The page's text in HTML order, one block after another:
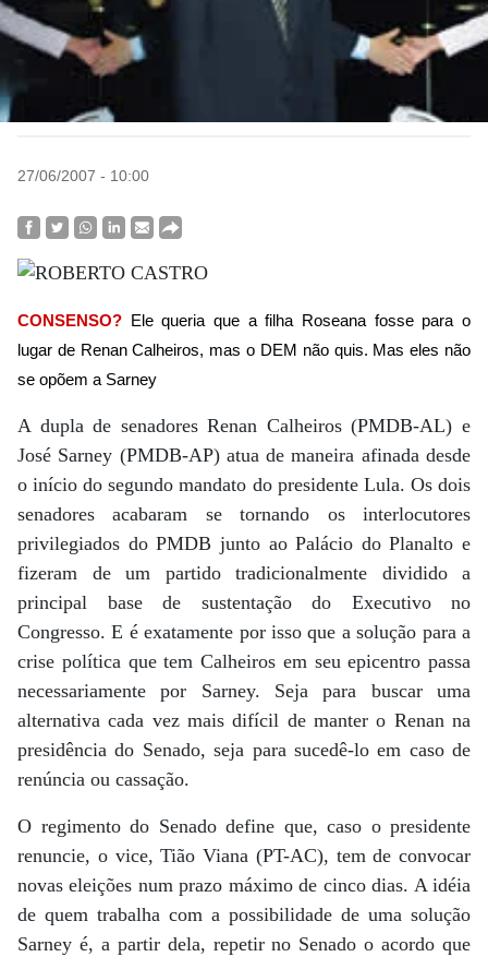
27/06/2007 - 10:00
CONSENSO? Ele queria que a filha Roseana fosse para o
lugar de Renan Calheiros, mas o DEM não quis. Mas eles não
se opõem a Sarney
A dupla de senadores Renan Calheiros (PMDB-AL) e
José Sarney (PMDB-AP) atua de maneira afinada desde
o início do segundo mandato do presidente Lula. Os dois
senadores acabaram se tornando os interlocutores
privilegiados do PMDB junto ao Palácio do Planalto e
fizeram de um partido tradicionalmente dividido a
principal base de sustentação do Executivo no
Congresso. E é exatamente por isso que a solução para a
crise política que tem Calheiros em seu epicentro passa
necessariamente por Sarney. Seja para buscar uma
alternativa cada vez mais difícil de manter o Renan na
presidência do Senado, seja para sucedê-lo em caso de
renúncia ou cassação.
O regimento do Senado define que, caso o presidente
renuncie, o vice, Tião Viana (PT-AC), tem de convocar
novas eleições num prazo máximo de cinco dias. A idéia
de quem trabalha com a possibilidade de uma solução
Sarney é, a partir dela, repetir no Senado o acordo que